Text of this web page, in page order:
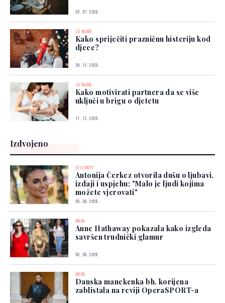
03. 07. 2026.
ZA MAME
Kako spriječiti prazničnu histeriju kod
djece?
26. 12. 2025.
ZA MAME
Kako motivirati partnera da se više
uključi u brigu o djetetu
11. 12. 2025.
Izdvojeno
CELEBRITY
Antonija Čerkez otvorila dušu o ljubavi,
izdaji i uspjehu: "Malo je ljudi kojima
možete vjerovati"
05. 08. 2026.
MODA
Anne Hathaway pokazala kako izgleda
savršen trudnički glamur
05. 08. 2026.
MODA
Danska manekenka bh. korijena
zablistala na reviji OperaSPORT-a